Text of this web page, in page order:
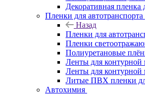
Декоративная
Пленки для автотранспорта
Назад
Пленки для
Пленки
Полиуретановые
Ленты для контурной
Ленты для контурной
Литые ПВХ пленки
Автохимия